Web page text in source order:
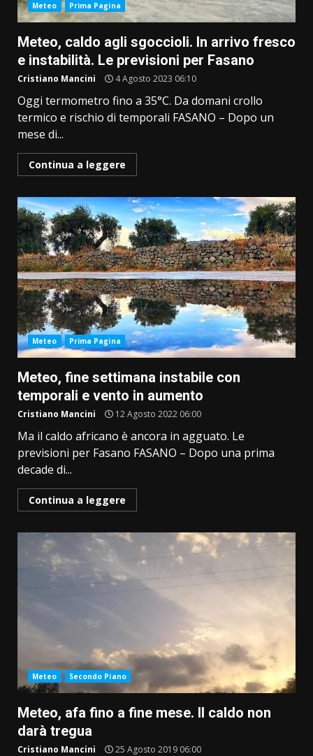
Meteo Prima Pagina
Meteo, caldo agli sgoccioli. In arrivo fresco
e instabilità. Le previsioni per Fasano
Cristiano Mancini 4 Agosto 2023 06:10
Oggi termometro fino a 35°C. Da domani crollo
termico e rischio di temporali FASANO – Dopo un
mese di...
Continua a leggere
Meteo Prima Pagina
Meteo, fine settimana instabile con
temporali e vento in aumento
Cristiano Mancini 12 Agosto 2022 06:00
Ma il caldo africano è ancora in agguato. Le
previsioni per Fasano FASANO – Dopo una prima
decade di...
Continua a leggere
Meteo Secondo Piano
Meteo, afa fino a fine mese. Il caldo non
darà tregua
Cristiano Mancini 25 Agosto 2019 06:00